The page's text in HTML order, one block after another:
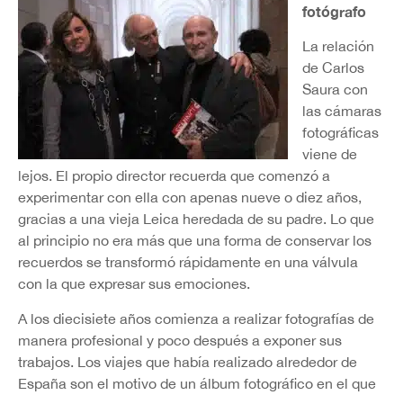
fotógrafo
La relación
de Carlos
Saura con
las cámaras
fotográficas
viene de
lejos. El propio director recuerda que comenzó a
experimentar con ella con apenas nueve o diez años,
gracias a una vieja Leica heredada de su padre. Lo que
al principio no era más que una forma de conservar los
recuerdos se transformó rápidamente en una válvula
con la que expresar sus emociones.
A los diecisiete años comienza a realizar fotografías de
manera profesional y poco después a exponer sus
trabajos. Los viajes que había realizado alrededor de
España son el motivo de un álbum fotográfico en el que